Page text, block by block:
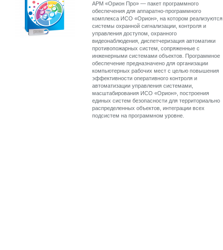
АРМ «Орион Про» — пакет программного
обеспечения для аппаратно-программного
комплекса ИСО «Орион», на котором реализуются
системы охранной сигнализации, контроля и
управления доступом, охранного
видеонаблюдения, диспетчеризация автоматики
противопожарных систем, сопряженные с
инженерными системами объектов. Программное
обеспечение предназначено для организации
компьютерных рабочих мест с целью повышения
эффективности оперативного контроля и
автоматизации управления системами,
масштабирования ИСО «Орион», построения
единых систем безопасности для территориально
распределенных объектов, интеграции всех
подсистем на программном уровне.